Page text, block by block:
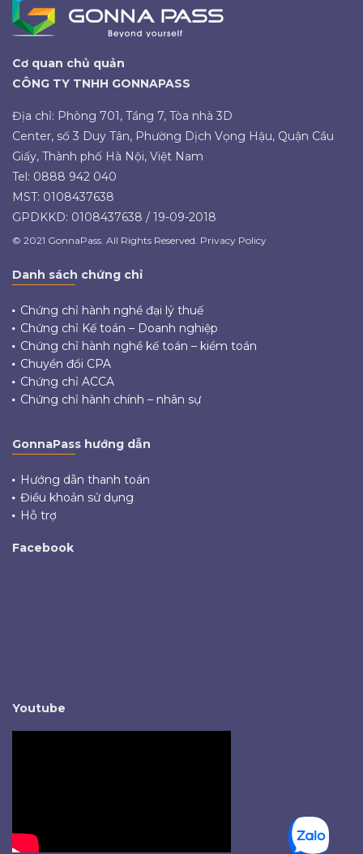
Cơ quan chủ quản
CÔNG TY TNHH GONNAPASS
Địa chỉ: Phòng 701, Tầng 7, Tòa nhà 3D
Center, số 3 Duy Tân, Phường Dịch Vọng Hậu, Quận Cầu
Giấy, Thành phố Hà Nội, Việt Nam
Tel: 0888 942 040
MST: 0108437638
GPDKKD: 0108437638 / 19-09-2018
© 2021 GonnaPass. All Rights Reserved. Privacy Policy
Danh sách chứng chỉ
Chứng chỉ hành nghề đại lý thuế
Chứng chỉ Kế toán – Doanh nghiệp
Chứng chỉ hành nghề kế toán – kiểm toán
Chuyển đổi CPA
Chứng chỉ ACCA
Chứng chỉ hành chính – nhân sự
GonnaPass hướng dẫn
Hướng dẫn thanh toán
Điều khoản sử dụng
Hỗ trợ
Facebook
Youtube